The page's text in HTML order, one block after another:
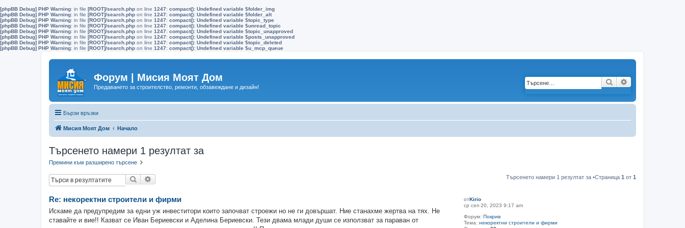
[phpBB Debug] PHP Warning: in file [ROOT]/search.php on line 1247: compact(): Undefined variable $folder_img
[phpBB Debug] PHP Warning: in file [ROOT]/search.php on line 1247: compact(): Undefined variable $folder_alt
[phpBB Debug] PHP Warning: in file [ROOT]/search.php on line 1247: compact(): Undefined variable $topic_type
[phpBB Debug] PHP Warning: in file [ROOT]/search.php on line 1247: compact(): Undefined variable $unread_topic
[phpBB Debug] PHP Warning: in file [ROOT]/search.php on line 1247: compact(): Undefined variable $topic_unapproved
[phpBB Debug] PHP Warning: in file [ROOT]/search.php on line 1247: compact(): Undefined variable $posts_unapproved
[phpBB Debug] PHP Warning: in file [ROOT]/search.php on line 1247: compact(): Undefined variable $topic_deleted
[phpBB Debug] PHP Warning: in file [ROOT]/search.php on line 1247: compact(): Undefined variable $u_mcp_queue
Форум | Мисия Моят Дом
Предаването за строителство, ремонти, обзавеждане и дизайн! Търсене
Бързи връзки
Мисия Моят Дом Начало
Търсенето намери 1 резултат за
Премини към разширено търсене
Търсене Търсенето намери 1 резултат за •Страница 1 от 1
отKirio
ср сеп 20, 2023 9:17 am
Форум:Покрив
Тема:некоректни строители и фирми
Re: некоректни строители и фирми
Искаме да предупредим за едни уж инвеститори които започват строежи но не ги довършат. Ние станахме жертва на тях. Не
ставайте и вие!! Казват се Иван Бериевски и Аделина Бериевски. Тези двама млади души се използват за параван от